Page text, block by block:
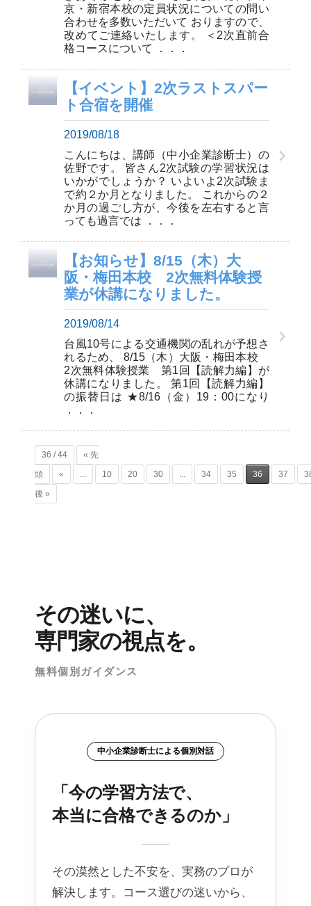
京・新宿本校の定員状況についての問い
合わせを多数いただいて おりますので、
改めてご連絡いたします。 ＜2次直前合
格コースについて ．．．
【イベント】2次ラストスパー
ト合宿を開催
2019/08/18
こんにちは、講師（中小企業診断士）の
佐野です。 皆さん2次試験の学習状況は
いかがでしょうか？ いよいよ2次試験ま
で約２か月となりました。 これからの２
か月の過ごし方が、今後を左右すると言
っても過言では ．．．
【お知らせ】8/15（木）大
阪・梅田本校 2次無料体験授
業が休講になりました。
2019/08/14
台風10号による交通機関の乱れが予想さ
れるため、 8/15（木）大阪・梅田本校
2次無料体験授業 第1回【読解力編】が
休講になりました。 第1回【読解力編】
の振替日は ★8/16（金）19：00になり
．．．
36 / 44
« 先
頭
« ... 10 20 30 ... 34 35 36 37
後 »
その迷いに、
専門家の視点を。
無料個別ガイダンス
中小企業診断士による個別対話
「今の学習方法で、
本当に合格できるのか」
その漠然とした不安を、実務のプロが
解決します。コース選びの迷いから、